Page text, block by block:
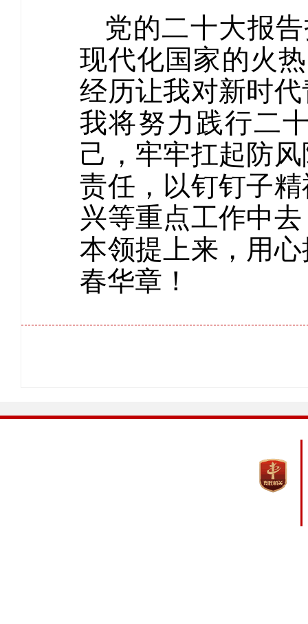
党的二十大报
现代化国家的火
经历让我对新时
我将努力践行二
己，牢牢扛起防
责任，以钉钉子
兴等重点工作中
本领提上来，用
春华章！